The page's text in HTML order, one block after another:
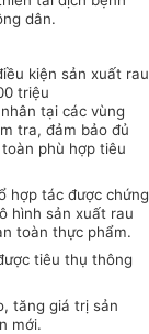
dân.
kiện sản xuất rau
triệu
tại các vùng
tra, đảm bảo đủ
phù hợp tiêu
hợp tác được chứng
hình sản xuất rau
toàn thực phẩm.
tiêu thụ thông
tăng giá trị sản
mới.